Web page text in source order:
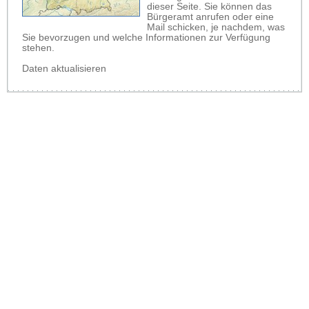
dieser Seite. Sie können das
Bürgeramt anrufen oder eine
Mail schicken, je nachdem, was
Sie bevorzugen und welche Informationen zur Verfügung
stehen.
Daten aktualisieren